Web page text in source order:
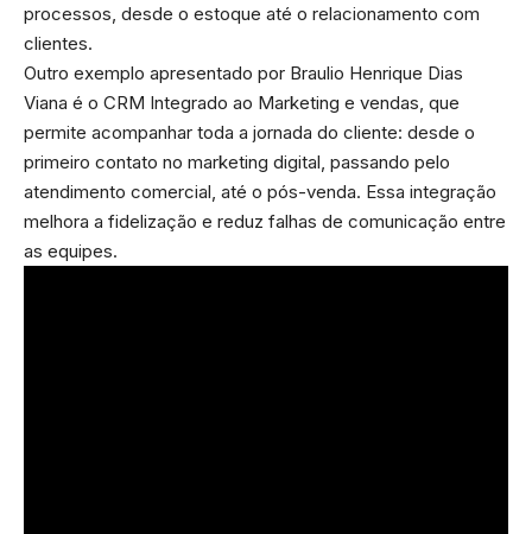
processos, desde o estoque até o relacionamento com
clientes.
Outro exemplo apresentado por Braulio Henrique Dias
Viana é o CRM Integrado ao Marketing e vendas, que
permite acompanhar toda a jornada do cliente: desde o
primeiro contato no marketing digital, passando pelo
atendimento comercial, até o pós-venda. Essa integração
melhora a fidelização e reduz falhas de comunicação entre
as equipes.